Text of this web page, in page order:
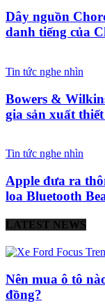
Dây nguồn
danh tiếng của
Tin tức nghe nhìn
Bowers &
gia sản xuất
Tin tức nghe nhìn
Apple đưa ra
loa Bluetooth
LATEST NEWS
Nên mua ô tô
đồng?